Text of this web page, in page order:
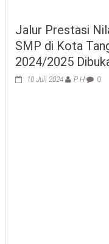
Jalur Prestasi
SMP di Kota
2024/2025
10 Juli 2024 P H 0